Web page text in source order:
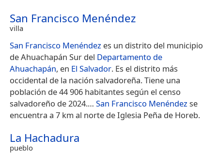
San Francisco Menéndez
villa
San Francisco Menéndez es un distrito del municipio
de Ahuachapán Sur del Departamento de
Ahuachapán, en El Salvador. Es el distrito más
occidental de la nación salvadoreña. Tiene una
población de 44 906 habitantes según el censo
salvadoreño de 2024.​… San Francisco Menéndezse
encuentra a 7 km al norte de Iglesia Peña de Horeb.
La Hachadura
pueblo